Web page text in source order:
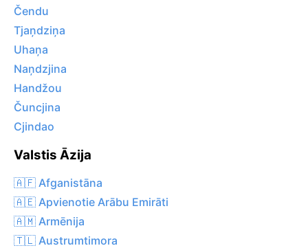
Čendu
Tjaņdziņa
Uhaņa
Naņdzjina
Handžou
Čuncjina
Cjindao
Valstis Āzija
🇦🇫 Afganistāna
🇦🇪 Apvienotie Arābu Emirāti
🇦🇲 Armēnija
🇹🇱 Austrumtimora